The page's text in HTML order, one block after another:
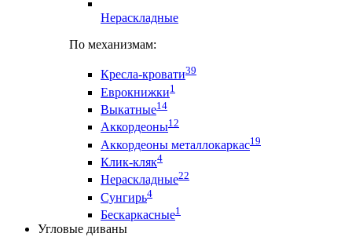
Нераскладные
По механизмам:
Кресла-кровати39
Еврокнижки1
Выкатные14
Аккордеоны12
Аккордеоны металлокаркас19
Клик-кляк4
Нераскладные22
Сунгирь4
Бескаркасные1
Угловые диваны